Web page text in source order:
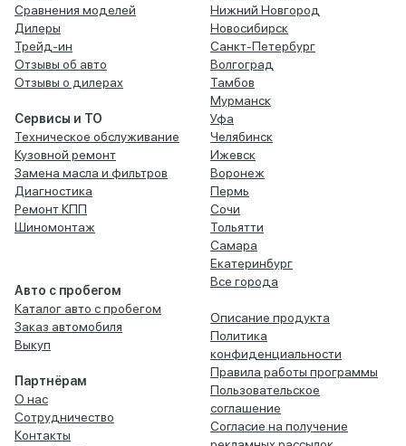
Сравнения моделей
Дилеры
Трейд-ин
Отзывы об авто
Отзывы о дилерах
Сервисы и ТО
Техническое обслуживание
Кузовной ремонт
Замена масла и фильтров
Диагностика
Ремонт КПП
Шиномонтаж
Авто с пробегом
Каталог авто с пробегом
Заказ автомобиля
Выкуп
Партнёрам
О нас
Сотрудничество
Контакты
Нижний Новгород
Новосибирск
Санкт-Петербург
Волгоград
Тамбов
Мурманск
Уфа
Челябинск
Ижевск
Воронеж
Пермь
Сочи
Тольятти
Самара
Екатеринбург
Все города
Описание продукта
Политика
конфиденциальности
Правила работы программы
Пользовательское
соглашение
Согласие на получение